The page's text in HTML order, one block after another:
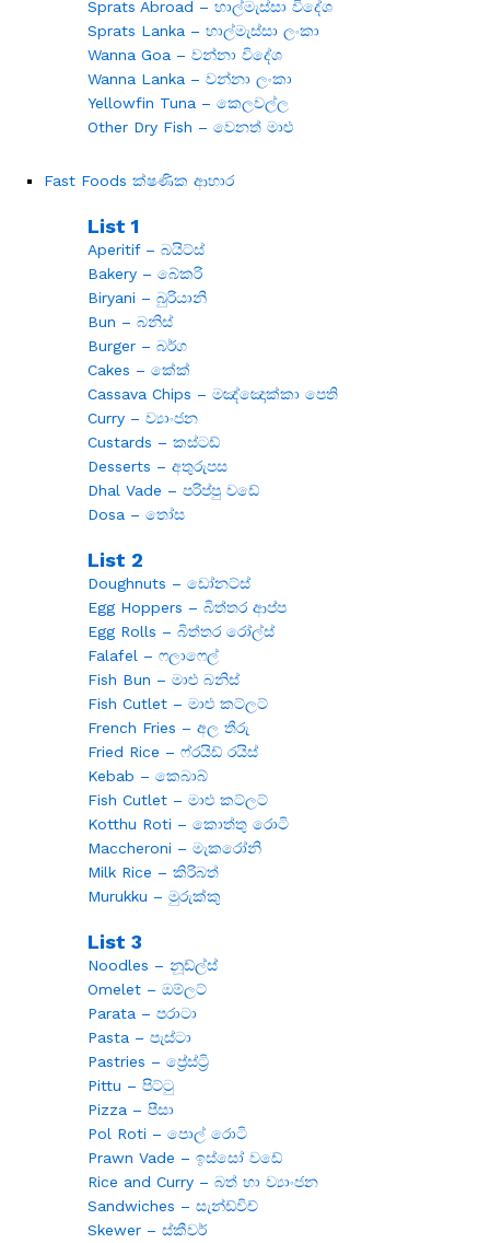
Sprats Abroad – හාල්මැස්සා විදේශ
Sprats Lanka – හාල්මැස්සා ලංකා
Wanna Goa – වන්නා විදේශ
Wanna Lanka – වන්නා ලංකා
Yellowfin Tuna – කෙලවල්ල
Other Dry Fish – වෙනත් මාළු
Fast Foods ක්ෂණික ආහාර
List 1
Aperitif – බයිට්ස්
Bakery – බේකරි
Biryani – බුරියානි
Bun – බනිස්
Burger – බර්ග
Cakes – කේක්
Cassava Chips – මඤ්ඤොක්කා පෙති
Curry – ව්‍යාංජන
Custards – කස්ටඩ්
Desserts – අතුරුපස
Dhal Vade – පරිප්පු වඩේ
Dosa – තෝස
List 2
Doughnuts – ඩෝනට්ස්
Egg Hoppers – බිත්තර ආප්ප
Egg Rolls – බිත්තර රෝල්ස්
Falafel – ෆලාෆෙල්
Fish Bun – මාළු බනිස්
Fish Cutlet – මාළු කට්ලට්
French Fries – අල තීරු
Fried Rice – ෆ්රයිඩ් රයිස්
Kebab – කෙබාබ්
Fish Cutlet – මාළු කට්ලට්
Kotthu Roti – කොත්තු රොටි
Maccheroni – මැකරෝනි
Milk Rice – කිරිබත්
Murukku – මුරුක්කු
List 3
Noodles – නූඩ්ල්ස්
Omelet – ඔම්ලට්
Parata – පරාටා
Pasta – පැස්ටා
Pastries – ප්‍රේස්ට්‍රි
Pittu – පිට්ටු
Pizza – පීසා
Pol Roti – පොල් රොටි
Prawn Vade – ඉස්සෝ වඩේ
Rice and Curry – බත් හා ව්‍යාංජන
Sandwiches – සැන්ඩ්විච්
Skewer – ස්කීවර්